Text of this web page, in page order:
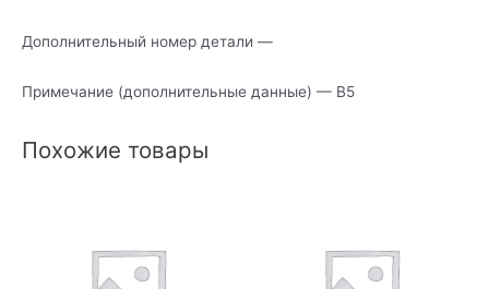
Дополнительный номер детали —
Примечание (дополнительные данные) — В5
Похожие товары